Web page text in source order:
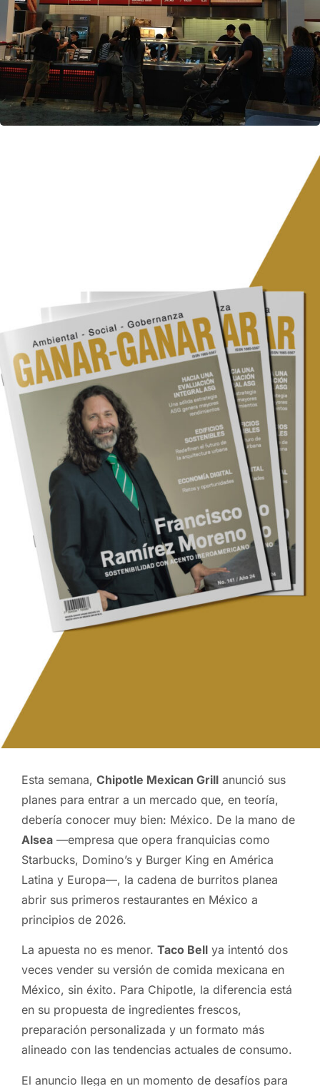
Esta semana, Chipotle Mexican Grill anunció sus
planes para entrar a un mercado que, en teoría,
debería conocer muy bien: México. De la mano de
Alsea —empresa que opera franquicias como
Starbucks, Domino’s y Burger King en América
Latina y Europa—, la cadena de burritos planea
abrir sus primeros restaurantes en México a
principios de 2026.
La apuesta no es menor. Taco Bell ya intentó dos
veces vender su versión de comida mexicana en
México, sin éxito. Para Chipotle, la diferencia está
en su propuesta de ingredientes frescos,
preparación personalizada y un formato más
alineado con las tendencias actuales de consumo.
El anuncio llega en un momento de desafíos para